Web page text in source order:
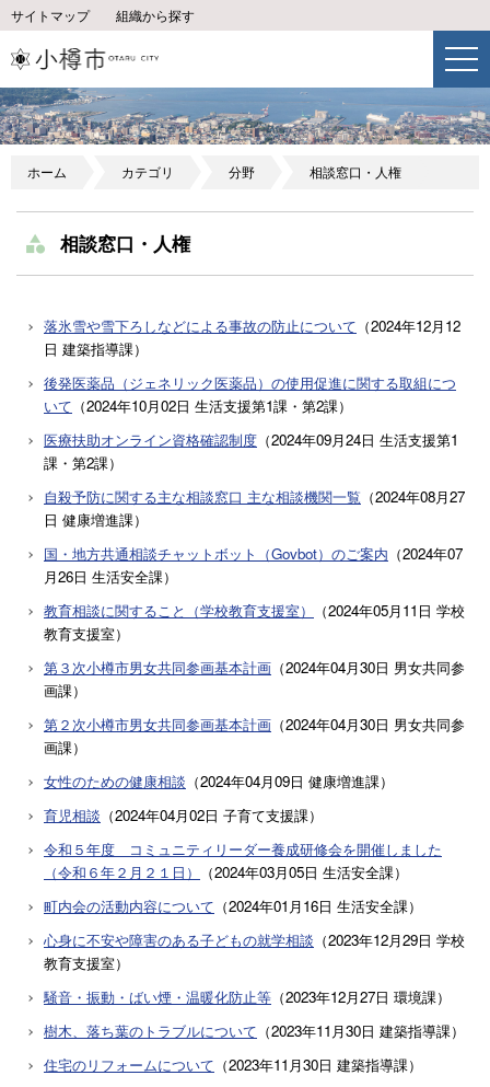
サイトマップ 組織から探す
ホーム カテゴリ 分野 相談窓口・人権
相談窓口・人権
落氷雪や雪下ろしなどによる事故の防止について （2024年12月12
日 建築指導課）
後発医薬品（ジェネリック医薬品）の使用促進に関する取組につ
いて （2024年10月02日 生活支援第1課・第2課）
医療扶助オンライン資格確認制度 （2024年09月24日 生活支援第1
課・第2課）
自殺予防に関する主な相談窓口 主な相談機関一覧 （2024年08月27
日 健康増進課）
国・地方共通相談チャットボット（Govbot）のご案内 （2024年07
月26日 生活安全課）
教育相談に関すること（学校教育支援室）
（2024年05月11日 学校
教育支援室）
第３次小樽市男女共同参画基本計画 （2024年04月30日 男女共同参
画課）
第２次小樽市男女共同参画基本計画 （2024年04月30日 男女共同参
画課）
女性のための健康相談 （2024年04月09日 健康増進課）
育児相談 （2024年04月02日 子育て支援課）
令和５年度 コミュニティリーダー養成研修会を開催しました
（令和６年２月２１日）
（2024年03月05日 生活安全課）
町内会の活動内容について （2024年01月16日 生活安全課）
心身に不安や障害のある子どもの就学相談 （2023年12月29日 学校
教育支援室）
騒音・振動・ばい煙・温暖化防止等 （2023年12月27日 環境課）
樹木、落ち葉のトラブルについて （2023年11月30日 建築指導課）
住宅のリフォームについて （2023年11月30日 建築指導課）